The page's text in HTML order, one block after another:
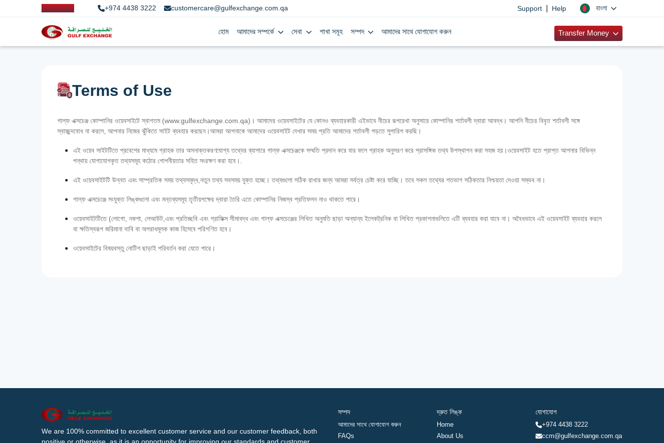
+974 4438 3222 customercare@gulfexchange.com.qa Support Help বাংলা
হোম আমাদের সম্পর্কে সেবা শাখা সমূহ সম্পদ আমাদের সাথে যোগাযোগ করুন Transfer Money
Terms of Use
গাল্ফ এক্সচেঞ্জ কোম্পানির ওয়েবসাইটে স্বাগতম (www.gulfexchange.com.qa)। আমাদের ওয়েবসাইটের যে কোনও ব্যবহারকারী এইভাবে নীচের রূপরেখা অনুসারে কোম্পানির শর্তাবলী দ্বারা আবদ্ধ। আপনি নীচের বিবৃত শর্তাবলী সঙ্গে
স্বাচ্ছন্দবোধ না করলে, আপনার নিজের ঝুঁকিতে সাইট ব্যবহার করছেন।আমরা আপনাকে আমাদের ওয়েবসাইট দেখার সময় প্রতি আমাদের শর্তাবলী পড়তে সুপারিশ করছি।
এই ওয়েব সাইটটিতে প্রবেশের মাধ্যমে গ্রাহক তার অসনাক্তকরণযোগ্য তথ্যের ব্যাপারে গাল্‌ফ এক্সচেঞ্জকে সম্মতি প্রদান করে যার ফলে গ্রাহক অনুসরণ করে প্রাসঙ্গিক তথ্য উপস্থাপন করা সহজ হয়।ওয়েবসাইট হতে প্রাপ্ত আপনার বিভিন্ন
পন্থায় যোগাযোগকৃত তথ্যসমূহ কঠোর গোপনীয়তার সহিত সংরক্ষণ করা হবে।.
এই ওয়েবসাইটটি উন্নত এবং সাম্প্রতিক সময় তথ্যসমৃদ্ধ,নতুন তথ্য সবসময় যুক্ত হচ্ছে। তথ্যগুলো সঠিক রাখার জন্য আমরা সর্বত্র চেষ্টা করে যাচ্ছি। তবে সকল তথ্যের শতভাগ সঠিকতার নিশ্চয়তা দেওয়া সম্ভব না।
গাল্‌ফ এক্সচেঞ্জে সংযুক্ত লিঙ্কগুলো এবং মন্তব্যসমূহ তৃতীয়পক্ষের দ্বারা তৈরি এতে কোম্পানির নিজস্ব প্রতিফলন নাও থাকতে পারে।
ওয়েবসাইটটিতে (লোগো, নকশা, লেআউট,এবং প্রতিচ্ছবি এবং গ্রাফিক্স সীমাবদ্ধ এবং গাল্‌ফ এক্সচেঞ্জের লিখিত অনুমতি ছাড়া অন্যান্য ইলেকট্রনিক বা লিখিত প্রকাশনাগুলিতে এটি ব্যবহার করা যাবে না। অবৈধভাবে এই ওয়েবসাইট ব্যবহার করলে
বা ক্ষতিস্বরূপ জরিমানা দাবি বা অপরাধমূলক কাজ হিসেবে পরিগণিত হবে।
ওয়েবসাইটের বিষয়বস্তু নোটিশ ছাড়াই পরিবর্তন করা যেতে পারে।
We are 100% committed to excellent customer service and our customer feedback, both
সম্পদ
আমাদের সাথে যোগাযোগ করুন
FAQs
দ্রুত লিঙ্ক
Home
About Us
যোগাযোগ
+974 4438 3222
ccm@gulfexchange.com.qa